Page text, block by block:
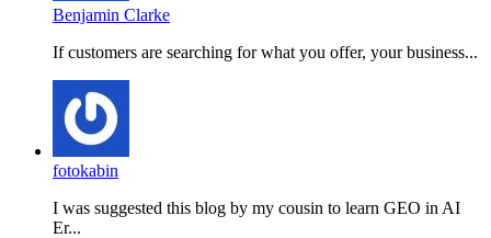
Benjamin Clarke
If customers are searching for what you offer, your business...
fotokabin
I was suggested this blog by my cousin to learn GEO in AI
Er...